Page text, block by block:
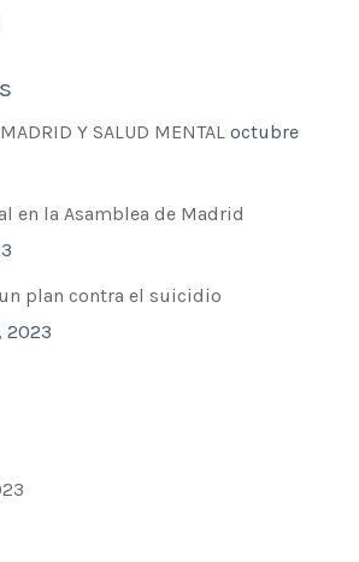
Y SALUD MENTAL octubre
en la Asamblea de Madrid
plan contra el suicidio
2023